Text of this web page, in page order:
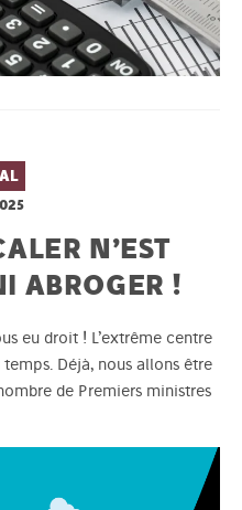
N’EST
ABROGER !
eu droit ! L’extrême centre
Déjà, nous allons être
de Premiers ministres